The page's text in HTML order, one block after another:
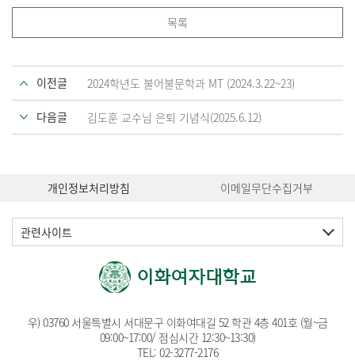
목록
이전글 2024학년도 불어불문학과 MT (2024.3.22~23)
다음글 김도훈 교수님 은퇴 기념식(2025.6.12)
개인정보처리방침 이메일무단수집거부
관련사이트
우) 03760 서울특별시 서대문구 이화여대길 52 학관 4층 401호 (월~금
09:00~17:00/ 점심시간 12:30~13:30)
TEL:02-3277-2176